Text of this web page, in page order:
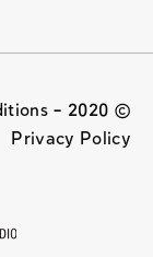
–
Privacy Policy